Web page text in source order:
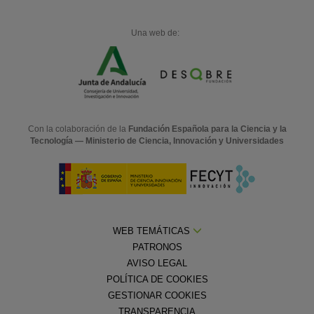
Una web de:
Con la colaboración de la Fundación Española para la Ciencia y la
Tecnología — Ministerio de Ciencia, Innovación y Universidades
WEB TEMÁTICAS
PATRONOS
AVISO LEGAL
POLÍTICA DE COOKIES
GESTIONAR COOKIES
TRANSPARENCIA